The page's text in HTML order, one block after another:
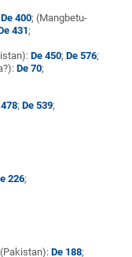
De 400; (Mangbetu-
431;
De 450;De 576;
De 70;
;De 539;
226;
(Pakistan):De 188;